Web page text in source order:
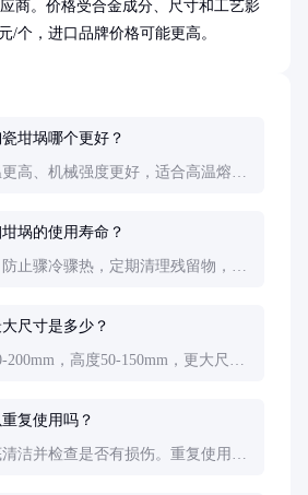
商。价格受合金成分、尺寸和工艺影
/个，进口品牌价格可能更高。
坩埚哪个更好？
高、机械强度更好，适合高温熔融
埚的使用寿命？
止骤冷骤热，定期清理残留物，储
尺寸是多少？
200mm，高度50-150mm，更大尺寸
复使用吗？
洁并检查是否有损伤。重复使用时